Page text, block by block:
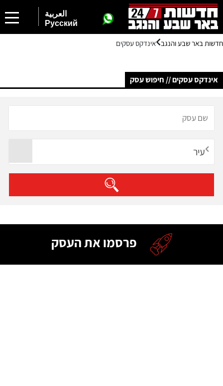
العربية
Русский
חדשות באר שבע והנגב אינדקס עסקים
אינדקס עסקים // חיפוש עסק
עיר
פרסמו את העסק